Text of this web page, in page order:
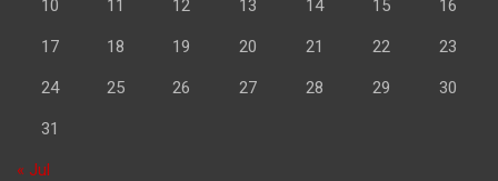
10 11 12 13 14 15 16
17 18 19 20 21 22 23
24 25 26 27 28 29 30
31
« Jul